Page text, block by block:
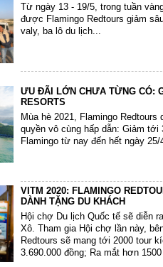
Từ ngày 13 - 19/5, trong tuần
được Flamingo Redtours giảm
valy, ba lô du lịch...
ƯU ĐÃI LỚN CHƯA TỪNG CÓ:
RESORTS
Mùa hè 2021, Flamingo
quyền vô cùng hấp dẫn: Giảm
Flamingo từ nay đến hết ngày 25/
VITM 2020: FLAMINGO
DÀNH TẶNG DU KHÁCH
Hội chợ Du lịch Quốc tế sẽ diễn
Xô. Tham gia Hội chợ lần này,
Redtours sẽ mang tới 2000 tour
3.690.000 đồng; Ra mắt hơn